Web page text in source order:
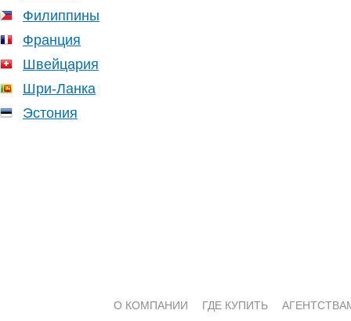
Филиппины
Франция
Швейцария
Шри-Ланка
Эстония
О КОМПАНИИ ГДЕ КУПИТЬ